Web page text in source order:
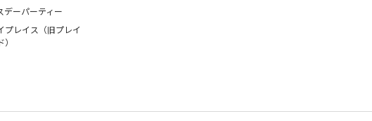
デーパーティー
プレイス（旧プレイ